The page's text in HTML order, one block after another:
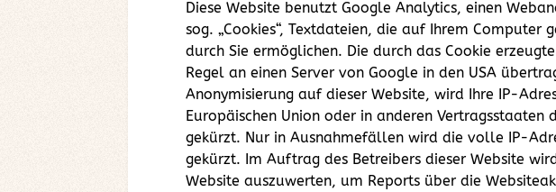
Diese Website benutzt Google Analytics, einen
sog. „Cookies“, Textdateien, die auf Ihrem
durch Sie ermöglichen. Die durch das Cookie
Regel an einen Server von Google in den USA
Anonymisierung auf dieser Website, wird Ihre IP-
Europäischen Union oder in anderen
gekürzt. Nur in Ausnahmefällen wird die volle IP-
gekürzt. Im Auftrag des Betreibers dieser Website
Website auszuwerten, um Reports über die